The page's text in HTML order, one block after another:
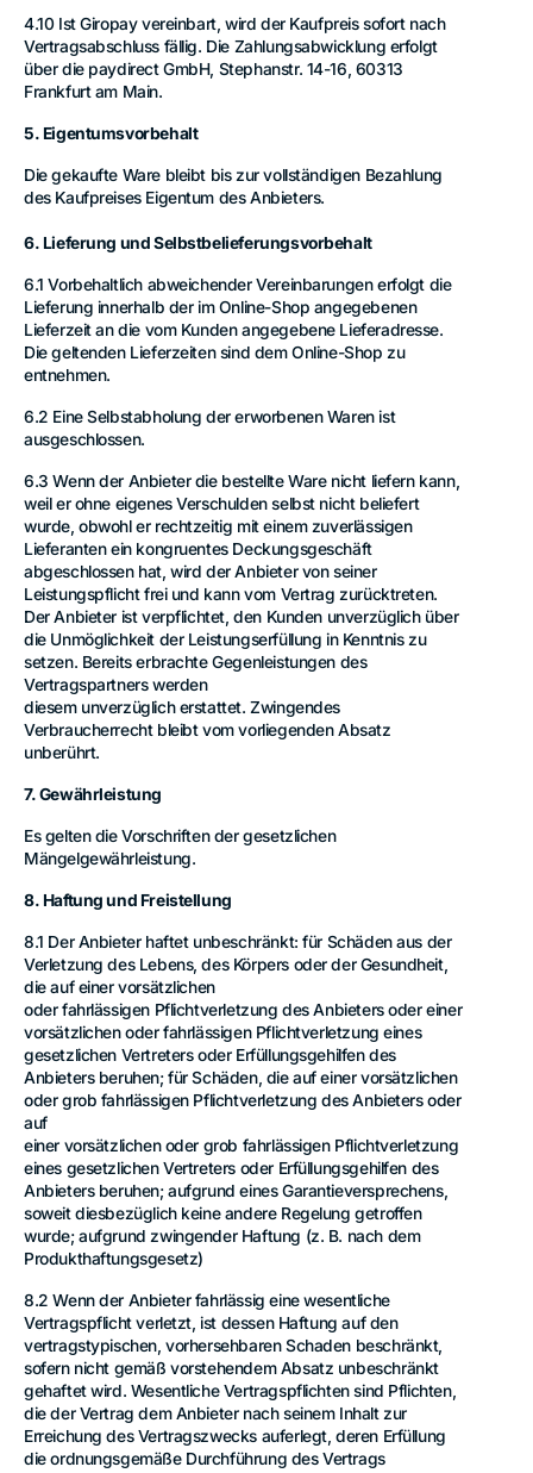
4.10 Ist Giropay vereinbart, wird der Kaufpreis sofort nach
Vertragsabschluss fällig. Die Zahlungsabwicklung erfolgt
über die paydirect GmbH, Stephanstr. 14-16, 60313
Frankfurt am Main.
5. Eigentumsvorbehalt
Die gekaufte Ware bleibt bis zur vollständigen Bezahlung
des Kaufpreises Eigentum des Anbieters.
6. Lieferung und Selbstbelieferungsvorbehalt
6.1 Vorbehaltlich abweichender Vereinbarungen erfolgt die
Lieferung innerhalb der im Online-Shop angegebenen
Lieferzeit an die vom Kunden angegebene Lieferadresse.
Die geltenden Lieferzeiten sind dem Online-Shop zu
entnehmen.
6.2 Eine Selbstabholung der erworbenen Waren ist
ausgeschlossen.
6.3 Wenn der Anbieter die bestellte Ware nicht liefern kann,
weil er ohne eigenes Verschulden selbst nicht beliefert
wurde, obwohl er rechtzeitig mit einem zuverlässigen
Lieferanten ein kongruentes Deckungsgeschäft
abgeschlossen hat, wird der Anbieter von seiner
Leistungspflicht frei und kann vom Vertrag zurücktreten.
Der Anbieter ist verpflichtet, den Kunden unverzüglich über
die Unmöglichkeit der Leistungserfüllung in Kenntnis zu
setzen. Bereits erbrachte Gegenleistungen des
Vertragspartners werden
diesem unverzüglich erstattet. Zwingendes
Verbraucherrecht bleibt vom vorliegenden Absatz
unberührt.
7. Gewährleistung
Es gelten die Vorschriften der gesetzlichen
Mängelgewährleistung.
8. Haftung und Freistellung
8.1 Der Anbieter haftet unbeschränkt: für Schäden aus der
Verletzung des Lebens, des Körpers oder der Gesundheit,
die auf einer vorsätzlichen
oder fahrlässigen Pflichtverletzung des Anbieters oder einer
vorsätzlichen oder fahrlässigen Pflichtverletzung eines
gesetzlichen Vertreters oder Erfüllungsgehilfen des
Anbieters beruhen; für Schäden, die auf einer vorsätzlichen
oder grob fahrlässigen Pflichtverletzung des Anbieters oder
auf
einer vorsätzlichen oder grob fahrlässigen Pflichtverletzung
eines gesetzlichen Vertreters oder Erfüllungsgehilfen des
Anbieters beruhen; aufgrund eines Garantieversprechens,
soweit diesbezüglich keine andere Regelung getroffen
wurde; aufgrund zwingender Haftung (z. B. nach dem
Produkthaftungsgesetz)
8.2 Wenn der Anbieter fahrlässig eine wesentliche
Vertragspflicht verletzt, ist dessen Haftung auf den
vertragstypischen, vorhersehbaren Schaden beschränkt,
sofern nicht gemäß vorstehendem Absatz unbeschränkt
gehaftet wird. Wesentliche Vertragspflichten sind Pflichten,
die der Vertrag dem Anbieter nach seinem Inhalt zur
Erreichung des Vertragszwecks auferlegt, deren Erfüllung
die ordnungsgemäße Durchführung des Vertrags